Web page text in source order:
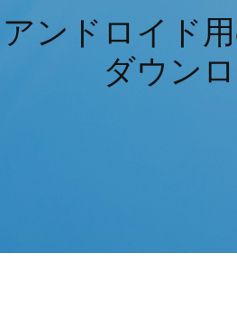
アンドロイド
ダウン